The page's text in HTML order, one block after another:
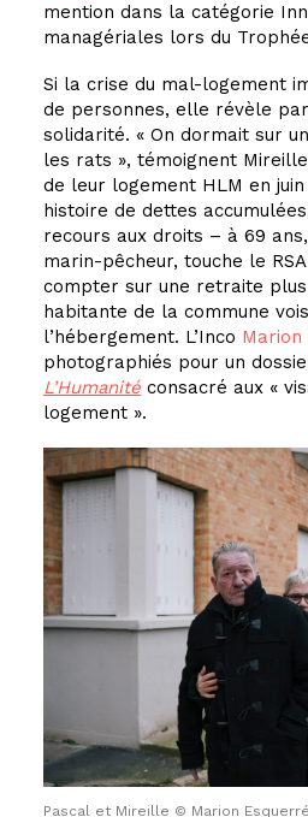
mention dans la catégorie
managériales lors du
Si la crise du mal-logement
de personnes, elle révèle
solidarité. « On dormait sur
les rats », témoignent
de leur logement HLM en juin
histoire de dettes
recours aux droits – à 69
marin-pêcheur, touche le
compter sur une retraite plus
habitante de la commune
l’hébergement. L’Inco Marion
photographiés pour un
L’Humanité consacré aux «
logement ».
Pascal et Mireille © Marion Esquerré